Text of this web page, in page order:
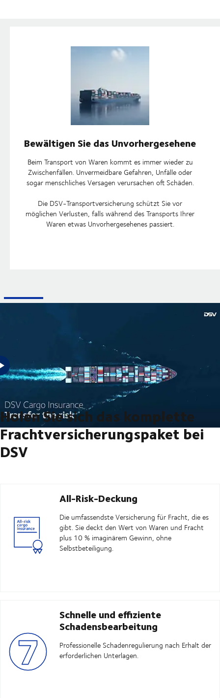
Bewältigen Sie das Unvorhergesehene
Beim Transport von Waren kommt es immer wieder zu
Zwischenfällen. Unvermeidbare Gefahren, Unfälle oder
sogar menschliches Versagen verursachen oft Schäden.
Die DSV-Transportversicherung schützt Sie vor
möglichen Verlusten, falls während des Transports Ihrer
Waren etwas Unvorhergesehenes passiert.
Möchten Sie das Risiko bei Ihrer nächsten Lieferung übertragen? Dann
kann die DSV Frachtversicherung das abdecken.
Holen Sie sich das komplette
Frachtversicherungspaket bei
DSV
All-Risk-Deckung
Die umfassendste Versicherung für Fracht, die es
gibt. Sie deckt den Wert von Waren und Fracht
plus 10 % imaginärem Gewinn, ohne
Selbstbeteiligung.
Schnelle und effiziente
Schadensbearbeitung
Professionelle Schadenregulierung nach Erhalt der
erforderlichen Unterlagen.